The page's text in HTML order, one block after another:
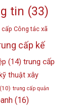
tin (33)
cấp Công tác xã
cấp kế
(14) trung cấp
thuật xây
(10) trung cấp quản
(16)